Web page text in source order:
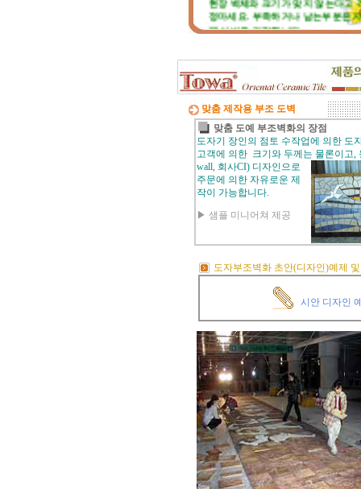
정마세요. 부족하거나 남는부분은
재 실비로 가감됩니다.
번호가 있으니, 근처에 타일공을 불
직접 시공하시고, 번거러워 저희 시
팀에 의뢰하시면, 시공 포함한 세부
적도 가능합니다.
☆포인트 벽화는 토아트에서..
고객님 댁, 벽체 가로세로 크기를 줄
로 길이를 대략 재어 보시고,
토와의 포인트 컨셉만 골라주시면
선의 디자인+견적을 드립니다.
예산에 따라 포인트 벽화부분 즉, 토
아트의 작품크기를 줄이면 저렴하게
도 가능하오니, 거실 아트월 이외에
인해도 친환경과 기능성 자재의 성
차이는 없습니다.
거실아트월,쇼파월,중문,콘솔 ☆
고객님의 벽체 사이즈를 예를들어
로 3m라면 바로 위 검색코너에서 가
3000을'클릭'해서 원하는 크기의 상
들을 보시고 찾으시는 가격과 디자
을 메모하시고 고객센타로 전화상담
하시기 바랍니다.
전문 상담원이 제대로 된 친환경 인
리어자재로 값싼 인테리어가 되는
하우를 제시해 드립니다.
황토타일의 제습기능으로 끈적한 여
맞춤 제작용 부조 도벽
맞춤 도예 부조벽화의 장점
도자기 장인의 점토 수작업에 의한 도
고객에 의한 크기와 두께는 물론이고,
wall, 회사CI) 디자인으로
주문에 의한 자유로운 제
작이 가능합니다.
▶ 샘플 미니어쳐 제공
도자부조벽화 초안(디자인)예제
시안 디자인